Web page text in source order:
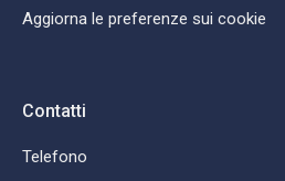
Aggiorna le preferenze sui cookie
Contatti
Telefono